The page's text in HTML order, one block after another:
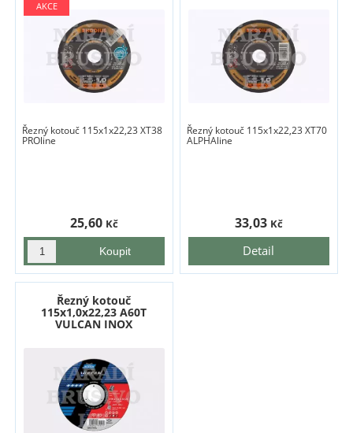
Řezný kotouč 115x1x22,23 XT38
PROline
25,60 Kč
Řezný kotouč 115x1x22,23 XT70
ALPHAline
Detail
33,03 Kč
Řezný kotouč
115x1,0x22,23 A60T
VULCAN INOX